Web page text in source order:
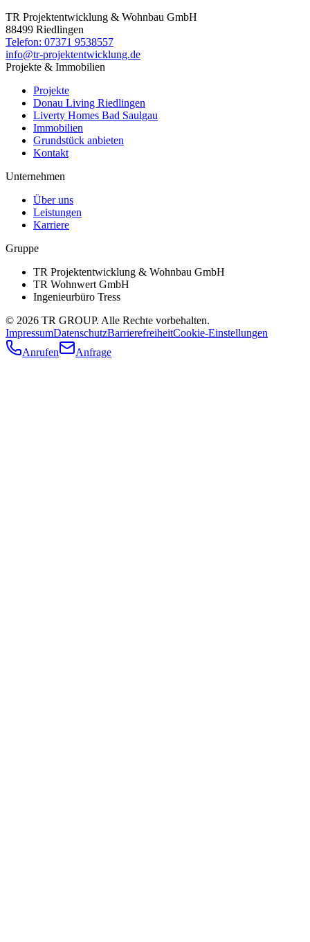
TR Projektentwicklung & Wohnbau GmbH
88499 Riedlingen
Telefon: 07371 9538557
info@tr-projektentwicklung.de
Projekte & Immobilien
Projekte
Donau Living Riedlingen
Liverty Homes Bad Saulgau
Immobilien
Grundstück anbieten
Kontakt
Unternehmen
Über uns
Leistungen
Karriere
Gruppe
TR Projektentwicklung & Wohnbau GmbH
TR Wohnwert GmbH
Ingenieurbüro Tress
© 2026 TR GROUP. Alle Rechte vorbehalten.
ImpressumDatenschutzBarrierefreiheitCookie-Einstellungen
Anrufen
Anfrage